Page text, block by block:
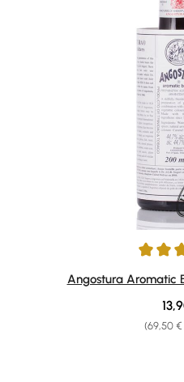
Durchschnittliche Bewertung
Angostura Aromatic
(69,50 €